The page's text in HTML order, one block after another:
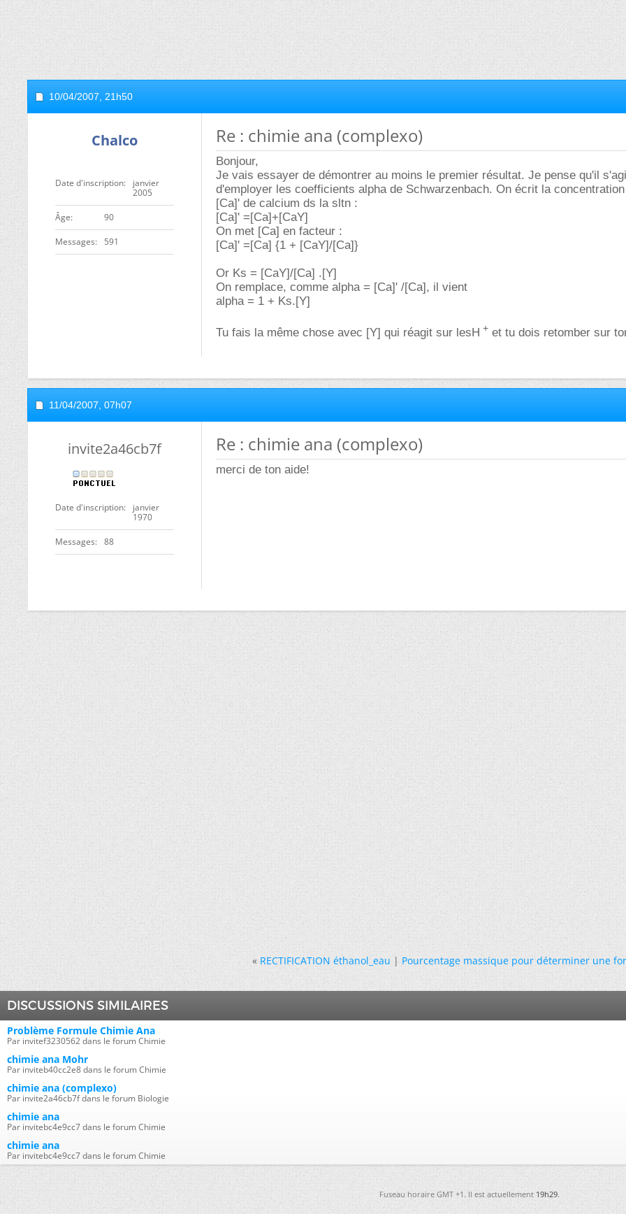
10/04/2007, 21h50
Chalco
Date d'inscription
janvier
2005
ge 90
Messages 591
Re : chimie ana (complexo)
Bonjour,
Je vais essayer de démontrer au moins le premier résultat. Je pense qu'il
d'employer les coefficients alpha de Schwarzenbach. On écrit la
[Ca]' de calcium ds la sltn :
[Ca]' =[Ca]+[CaY]
On met [Ca] en facteur :
[Ca]' =[Ca] {1 + [CaY]/[Ca]}
Or Ks = [CaY]/[Ca] .[Y]
On remplace, comme alpha = [Ca]' /[Ca], il vient
alpha = 1 + Ks.[Y]
Tu fais la même chose avec [Y] qui réagit sur lesH + et tu dois retomber sur
11/04/2007, 07h07
invite2a46cb7f
Date d'inscription
janvier
1970
Messages 88
Re : chimie ana (complexo)
merci de ton aide!
« RECTIFICATION éthanol_eau|Pourcentage massique pour déterminer une
DISCUSSIONS SIMILAIRES
Problème Formule Chimie Ana
Par invitef3230562 dans le forum Chimie
chimie ana Mohr
Par inviteb40cc2e8 dans le forum Chimie
chimie ana (complexo)
Par invite2a46cb7f dans le forum Biologie
chimie ana
Par invitebc4e9cc7 dans le forum Chimie
chimie ana
Par invitebc4e9cc7 dans le forum Chimie
Fuseau horaire GMT +1. Il est actuellement19h29.